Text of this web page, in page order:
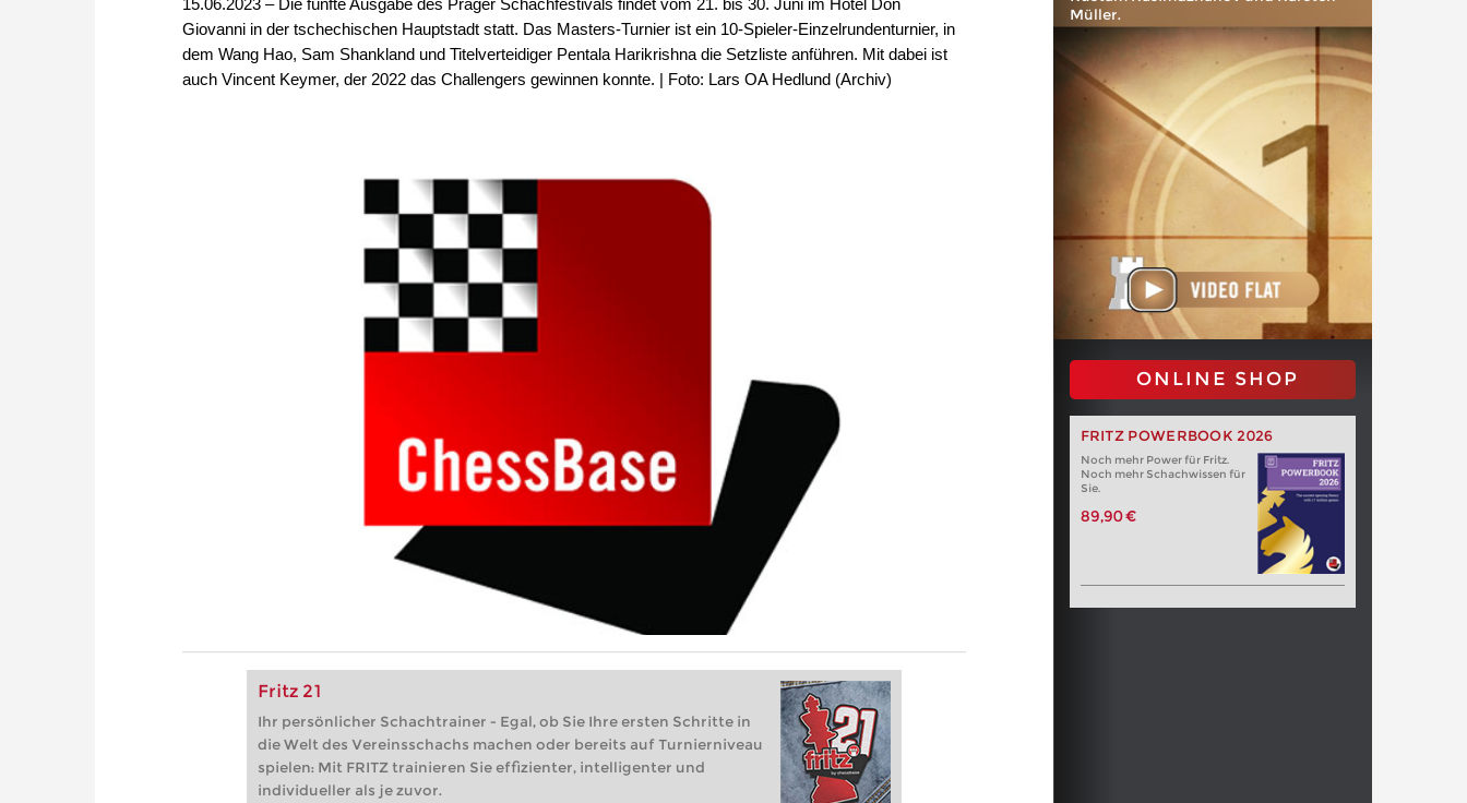
Giovanni in der tschechischen Hauptstadt statt. Das Masters-Turnier ist ein 10-Spieler-Einzelrundenturnier, in
dem Wang Hao, Sam Shankland und Titelverteidiger Pentala Harikrishna die Setzliste anführen. Mit dabei ist
auch Vincent Keymer, der 2022 das Challengers gewinnen konnte. | Foto: Lars OA Hedlund (Archiv)
Fritz 21
Ihr persönlicher Schachtrainer - Egal, ob Sie Ihre ersten Schritte in
die Welt des Vereinsschachs machen oder bereits auf Turnierniveau
spielen: Mit FRITZ trainieren Sie effizienter, intelligenter und
individueller als je zuvor.
Müller.
ONLINE SHOP
FRITZ POWERBOOK 2026
Noch mehr Power für Fritz.
Noch mehr Schachwissen für
Sie.
89,90 €